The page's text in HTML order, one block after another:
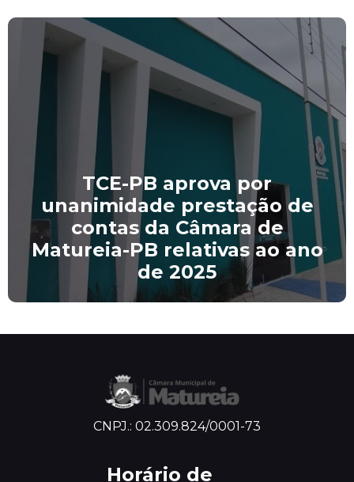
TCE-PB aprova por
unanimidade prestação de
contas da Câmara de
Matureia-PB relativas ao ano
de 2025
CNPJ.: 02.309.824/0001-73
Horário de